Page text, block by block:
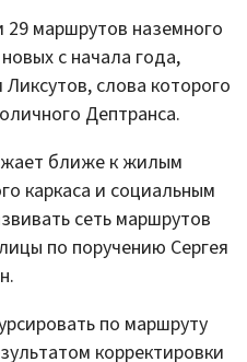
29 маршрутов наземного
с начала года,
слова которого
Дептранса.
ближе к жилым
каркаса и социальным
сеть маршрутов
по поручению Сергея
по маршруту
корректировки